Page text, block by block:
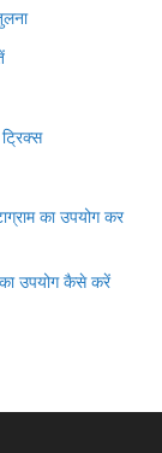
का उपयोग कर
उपयोग कैसे करें